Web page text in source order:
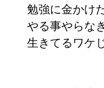
勉強に金かけ
やる事やらな
生きてるワケ